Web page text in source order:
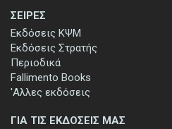
ΣΕΙΡΕΣ
Εκδόσεις ΚΨΜ
Εκδόσεις Στρατής
Περιοδικά
Fallimento Books
'Αλλες εκδόσεις
ΓΙΑ ΤΙΣ ΕΚΔΟΣΕΙΣ ΜΑΣ